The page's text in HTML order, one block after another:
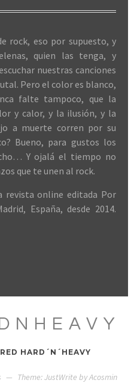
rock, eso por supuesto, y
quien las tenga, y
nuestras canciones
Pero el color es blanco,
falte tampoco, que la
y calor, y la ilusión, y la
a muerte corren por su
Bueno, para gustos los
Y ojalá el tiempo no
que te unen al rock.
revista online editada Por
España, desde 2014.
HARD´N´HEAVY
— Theme: JustWrite byAcosmin